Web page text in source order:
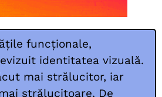
funcționale,
identitatea vizuală.
mai strălucitor, iar
strălucitoare. De